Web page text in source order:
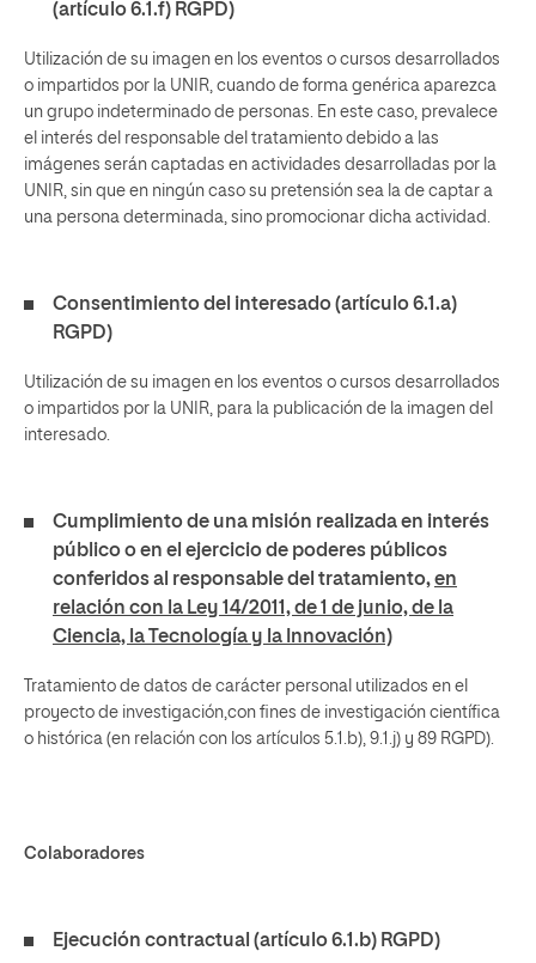
(artículo 6.1.f) RGPD)
Utilización de su imagen en los eventos o cursos desarrollados
o impartidos por la UNIR, cuando de forma genérica aparezca
un grupo indeterminado de personas. En este caso, prevalece
el interés del responsable del tratamiento debido a las
imágenes serán captadas en actividades desarrolladas por la
UNIR, sin que en ningún caso su pretensión sea la de captar a
una persona determinada, sino promocionar dicha actividad.
Consentimiento del interesado (artículo 6.1.a)
RGPD)
Utilización de su imagen en los eventos o cursos desarrollados
o impartidos por la UNIR, para la publicación de la imagen del
interesado.
Cumplimiento de una misión realizada en interés
público o en el ejercicio de poderes públicos
conferidos al responsable del tratamiento,en
relación con la Ley 14/2011, de 1 de junio, de la
Ciencia, la Tecnología y la Innovación)
Tratamiento de datos de carácter personal utilizados en el
proyecto de investigación,con fines de investigación científica
o histórica (en relación con los artículos 5.1.b), 9.1.j) y 89 RGPD).
Colaboradores
Ejecución contractual (artículo 6.1.b) RGPD)